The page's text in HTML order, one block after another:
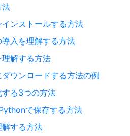
法
ンストールする方法
入を理解する方法
解する方法
ウンロードする方法の例
る3つの方法
で保存する方法
する方法